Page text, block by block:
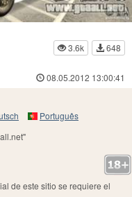
3.6k
648
08.05.2012 13:00:41
Português
de este sitio se requiere el